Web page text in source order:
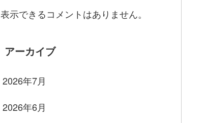
表示できるコメントはありません。
アーカイブ
2026年7月
2026年6月